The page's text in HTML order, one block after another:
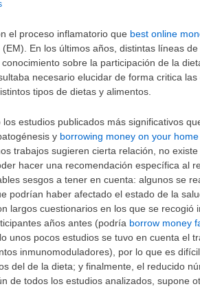
el proceso inflamatorio que best online
En los últimos años, distintas líneas
sobre la participación de la
necesario elucidar de forma critica las
tipos de dietas y alimentos.
estudios publicados más significativos
y borrowing money on your home
trabajos sugieren cierta relación, no
hacer una recomendación específica al
sesgos a tener en cuenta: algunos se
podrían haber afectado el estado de la
largos cuestionarios en los que se recogió
años antes (podría borrow money
unos pocos estudios se tuvo en cuenta el
inmunomoduladores), por lo que es
del de la dieta; y finalmente, el reducido
de todos los estudios analizados, supone